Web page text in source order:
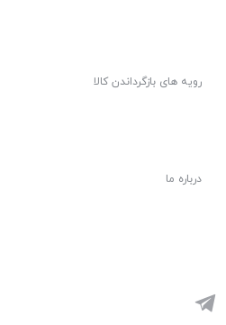
رویه های بازگرداندن کالا
درباره ما